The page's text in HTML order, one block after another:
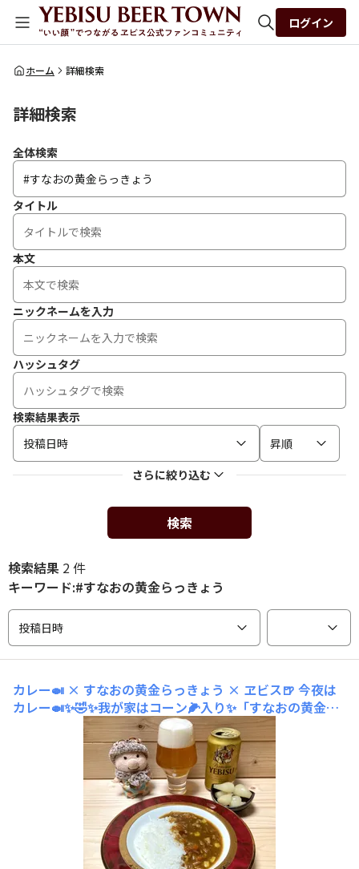
全体検索
ログイン
ホーム 詳細検索
詳細検索
全体検索
タイトル
本文
ニックネームを入力
ハッシュタグ
検索結果表示
投稿日時
昇順
さらに絞り込む
検索
検索結果 2 件
キーワード:#すなおの黄金らっきょう
投稿日時
カレー🍛 × すなおの黄金らっきょう × ヱビス🍺 今夜は
カレー🍛✨🤣✨我が家はコーン🌽入り✨「すなおの黄金ら
っきょう」とともに✨カレー🍛も、らっきょうもめちゃう
まです✨ ぐるナイのゴチの録画を見ながら…ご飯中です
🍛ゴチにも新メンバーが✨📺✨ビアタウンにも、続々と新
メンバーが…✨👏嬉しいですね🤭✨笑